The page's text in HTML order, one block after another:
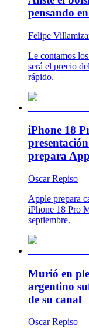
pensando
Felipe
Le contamos
será el precio
rápido.
iPhone 18
prepara
Oscar Repiso
Apple prepara
iPhone 18 Pro
septiembre.
Murió en
argentino
de su canal
Oscar Repiso